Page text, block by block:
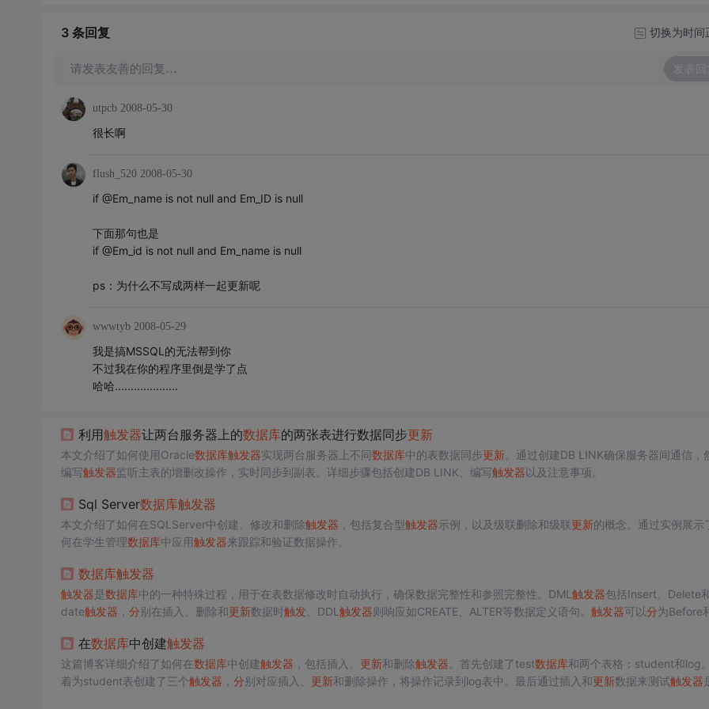
3 条回复 切换为时间
请发表友善的回复… 发表回
utpcb 2008-05-30
很长啊
flush_520 2008-05-30
if @Em_name is not null and Em_ID is null
下面那句也是
if @Em_id is not null and Em_name is null
ps：为什么不写成两样一起更新呢
wwwtyb 2008-05-29
我是搞MSSQL的无法帮到你
不过我在你的程序里倒是学了点
哈哈....................
利用触发器让两台服务器上的数据库的两张表进行数据同步更新
本文介绍了如何使用Oracle数据库触发器实现两台服务器上不同数据库中的表数据同步更新。通过创建DB LINK确保服务器间通信，
编写触发器监听主表的增删改操作，实时同步到副表。详细步骤包括创建DB LINK、编写触发器以及注意事项。
Sql Server数据库触发器
本文介绍了如何在SQLServer中创建、修改和删除触发器 ，包括复合型触发器示例，以及级联删除和级联更新的概念。通过实例展示
何在学生管理数据库中应用触发器来跟踪和验证数据操作。
数据库触发器
触发器是数据库中的一种特殊过程，用于在表数据修改时自动执行，确保数据完整性和参照完整性。DML 触发器包括Insert、Delete
date触发器 ， 分别在插入、删除和更新数据时触发。DDL 触发器则响应如CREATE、ALTER等数据定义语句。 触发器可以分为Before
在数据库中创建触发器
这篇博客详细介绍了如何在数据库中创建触发器 ，包括插入、 更新和删除触发器 。首先创建了test数据库和两个表格：student和log
着为student表创建了三个触发器 ， 分别对应插入、 更新和删除操作，将操作记录到log表中。最后通过插入和更新数据来测试触发器